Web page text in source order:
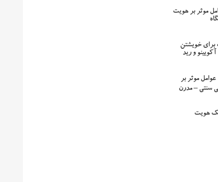
موثر بر هویت
برای خویشتن
و رید
موثر بر
سنتی – مدرن
هویت